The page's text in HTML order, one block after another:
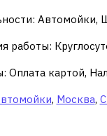
Автомойки,
работы:
Оплата картой,
, Москва,